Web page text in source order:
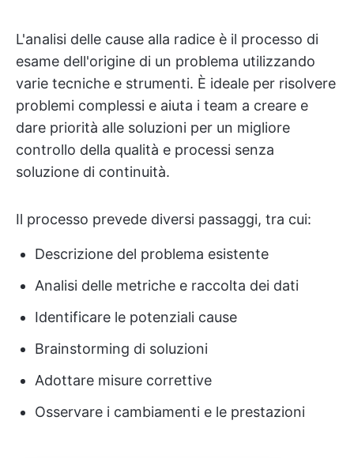
L'analisi delle cause alla radice è il processo di
esame dell'origine di un problema utilizzando
varie tecniche e strumenti. È ideale per risolvere
problemi complessi e aiuta i team a creare e
dare priorità alle soluzioni per un migliore
controllo della qualità e processi senza
soluzione di continuità.
Il processo prevede diversi passaggi, tra cui:
Descrizione del problema esistente
Analisi delle metriche e raccolta dei dati
Identificare le potenziali cause
Brainstorming di soluzioni
Adottare misure correttive
Osservare i cambiamenti e le prestazioni